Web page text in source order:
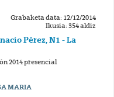
Grabaketa data: 12/12/2014
Ikusia: 354 aldiz
Pérez, N1 - La
2014 presencial
MARIA